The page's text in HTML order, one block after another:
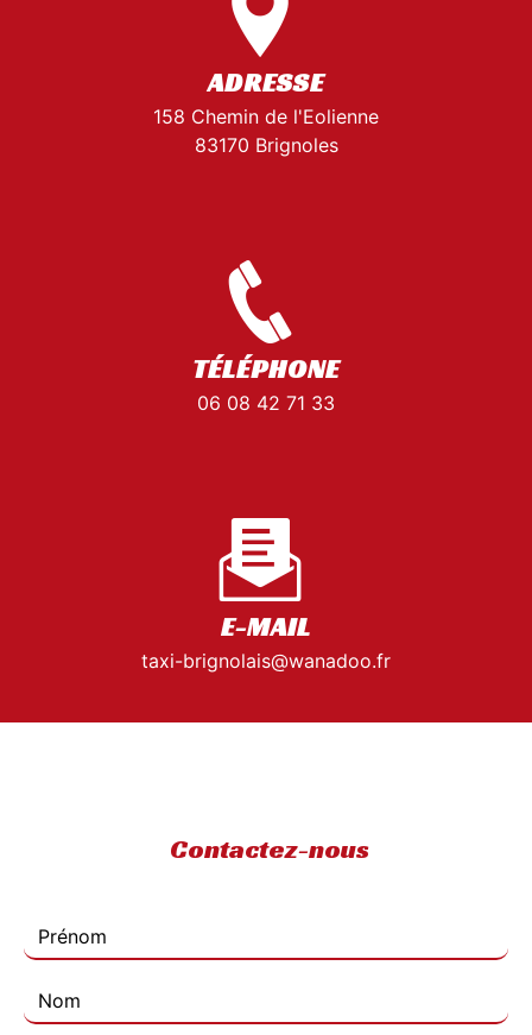
ADRESSE
158 Chemin de l'Eolienne
83170 Brignoles
TÉLÉPHONE
06 08 42 71 33
E-MAIL
taxi-brignolais@wanadoo.fr
Contactez-nous